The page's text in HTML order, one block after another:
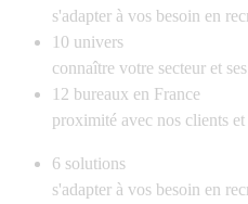
s'adapter à vos besoin en
10 univers
connaître votre secteur et ses
12 bureaux en France
proximité avec nos clients et
6 solutions
s'adapter à vos besoin en